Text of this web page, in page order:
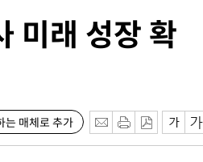
미래 성장 확
는 매체로 추가